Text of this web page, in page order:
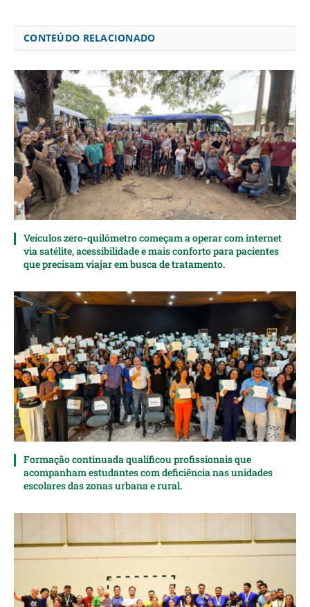
CONTEÚDO RELACIONADO
Veículos zero-quilômetro começam a operar com internet
via satélite, acessibilidade e mais conforto para pacientes
que precisam viajar em busca de tratamento.
Formação continuada qualificou profissionais que
acompanham estudantes com deficiência nas unidades
escolares das zonas urbana e rural.